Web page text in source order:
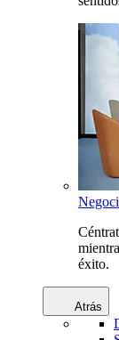
éxito.
Atrás